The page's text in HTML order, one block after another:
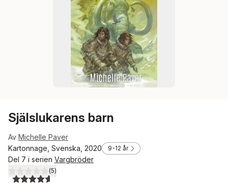
Själslukarens barn
Av Michelle Paver
Kartonnage, Svenska, 2020
9-12 år
Del 7 i serien Vargbröder
4,6utav 5 stjärnor. Totalt antal röster:
(5)